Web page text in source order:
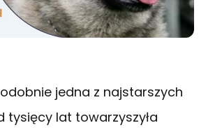
jedna z najstarszych
tysięcy lat towarzyszyła